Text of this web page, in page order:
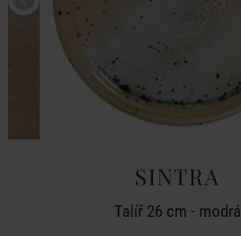
SINTRA
Talíř 26 cm - modrá